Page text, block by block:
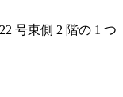
号東側 2 階の 1 つ